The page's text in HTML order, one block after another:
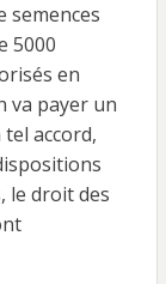
semences
5000
en
va payer un
accord,
le droit des